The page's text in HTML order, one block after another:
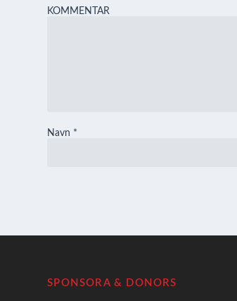
KOMMENTAR
Navn *
SPONSORA & DONORS